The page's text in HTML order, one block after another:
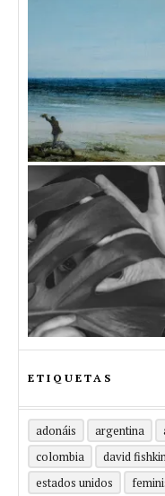
ETIQUETAS
adonáis argentina
colombia
david
estados unidos